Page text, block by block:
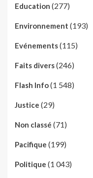
Education (277)
Environnement (193)
Evénements(115)
Faits divers(246)
Flash Info(1 548)
Justice (29)
Non classé (71)
Pacifique (199)
Politique (1 043)